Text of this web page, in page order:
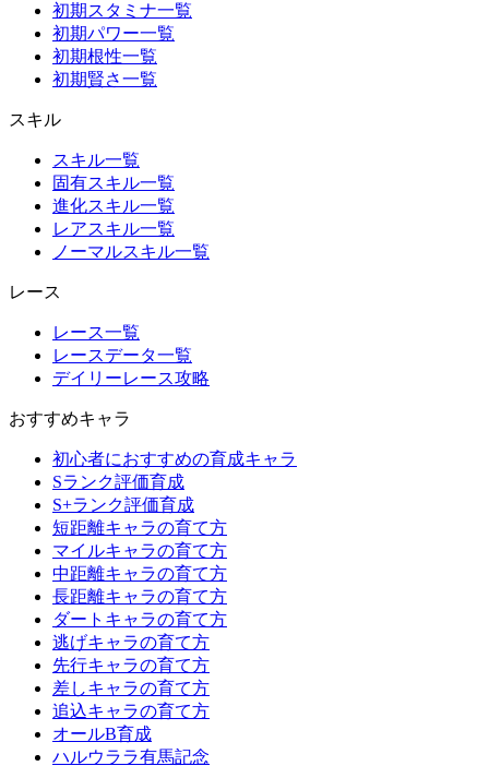
初期スタミナ一覧
初期パワー一覧
初期根性一覧
初期賢さ一覧
スキル
スキル一覧
固有スキル一覧
進化スキル一覧
レアスキル一覧
ノーマルスキル一覧
レース
レース一覧
レースデータ一覧
デイリーレース攻略
おすすめキャラ
初心者におすすめの育成キャラ
Sランク評価育成
S+ランク評価育成
短距離キャラの育て方
マイルキャラの育て方
中距離キャラの育て方
長距離キャラの育て方
ダートキャラの育て方
逃げキャラの育て方
先行キャラの育て方
差しキャラの育て方
追込キャラの育て方
オールB育成
ハルウララ有馬記念